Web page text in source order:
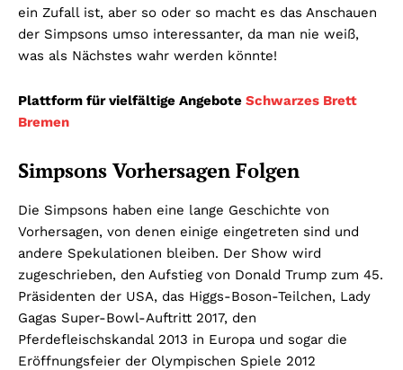
ein Zufall ist, aber so oder so macht es das Anschauen
der Simpsons umso interessanter, da man nie weiß,
was als Nächstes wahr werden könnte!
Plattform für vielfältige Angebote Schwarzes Brett
Bremen
Simpsons Vorhersagen Folgen
Die Simpsons haben eine lange Geschichte von
Vorhersagen, von denen einige eingetreten sind und
andere Spekulationen bleiben. Der Show wird
zugeschrieben, den Aufstieg von Donald Trump zum 45.
Präsidenten der USA, das Higgs-Boson-Teilchen, Lady
Gagas Super-Bowl-Auftritt 2017, den
Pferdefleischskandal 2013 in Europa und sogar die
Eröffnungsfeier der Olympischen Spiele 2012